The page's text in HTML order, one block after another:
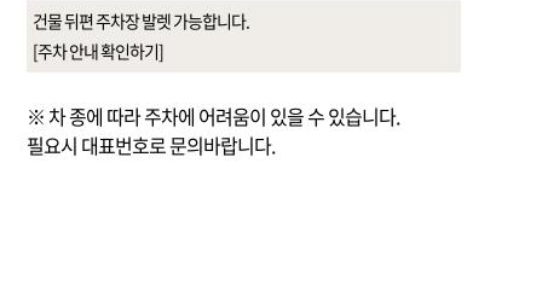
건물 뒤편 주차장 발렛 가능합니다.
[주차 안내 확인하기]
※ 차 종에 따라 주차에 어려움이 있을 수 있습니다.
필요시 대표번호로 문의바랍니다.